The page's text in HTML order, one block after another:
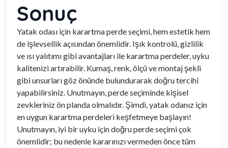
Sonuç
Yatak odası için karartma perde seçimi, hem estetik hem
de işlevsellik açısından önemlidir. Işık kontrolü, gizlilik
ve ısı yalıtımı gibi avantajları ile karartma perdeler, uyku
kalitenizi artırabilir. Kumaş, renk, ölçü ve montaj şekli
gibi unsurları göz önünde bulundurarak doğru tercihi
yapabilirsiniz. Unutmayın, perde seçiminde kişisel
zevkleriniz ön planda olmalıdır. Şimdi, yatak odanız için
en uygun karartma perdeleri keşfetmeye başlayın!
Unutmayın, iyi bir uyku için doğru perde seçimi çok
önemlidir; bu nedenle kararınızı vermeden önce tüm